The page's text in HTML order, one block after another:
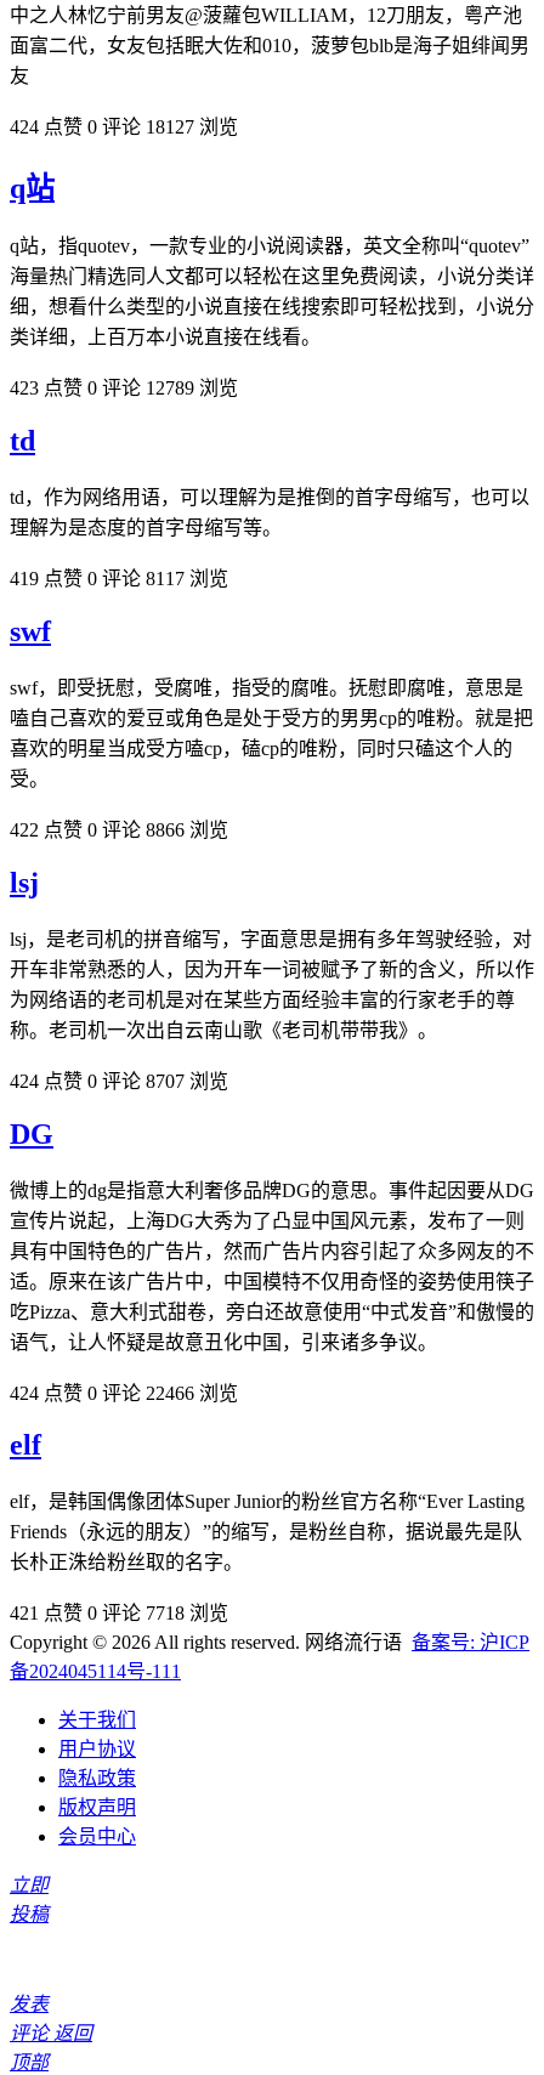
中之人林忆宁前男友@菠蘿包WILLIAM，12刀朋友，粤产池
面富二代，女友包括眠大佐和010，菠萝包blb是海子姐绯闻男
友
424 点赞 0 评论 18127 浏览
q站
q站，指quotev，一款专业的小说阅读器，英文全称叫“quotev”
海量热门精选同人文都可以轻松在这里免费阅读，小说分类详
细，想看什么类型的小说直接在线搜索即可轻松找到，小说分
类详细，上百万本小说直接在线看。
423 点赞 0 评论 12789 浏览
td
td，作为网络用语，可以理解为是推倒的首字母缩写，也可以
理解为是态度的首字母缩写等。
419 点赞 0 评论 8117 浏览
swf
swf，即受抚慰，受腐唯，指受的腐唯。抚慰即腐唯，意思是
嗑自己喜欢的爱豆或角色是处于受方的男男cp的唯粉。就是把
喜欢的明星当成受方嗑cp，磕cp的唯粉，同时只磕这个人的
受。
422 点赞 0 评论 8866 浏览
lsj
lsj，是老司机的拼音缩写，字面意思是拥有多年驾驶经验，对
开车非常熟悉的人，因为开车一词被赋予了新的含义，所以作
为网络语的老司机是对在某些方面经验丰富的行家老手的尊
称。老司机一次出自云南山歌《老司机带带我》。
424 点赞 0 评论 8707 浏览
DG
微博上的dg是指意大利奢侈品牌DG的意思。事件起因要从DG
宣传片说起，上海DG大秀为了凸显中国风元素，发布了一则
具有中国特色的广告片，然而广告片内容引起了众多网友的不
适。原来在该广告片中，中国模特不仅用奇怪的姿势使用筷子
吃Pizza、意大利式甜卷，旁白还故意使用“中式发音”和傲慢的
语气，让人怀疑是故意丑化中国，引来诸多争议。
424 点赞 0 评论 22466 浏览
elf
elf，是韩国偶像团体Super Junior的粉丝官方名称“Ever Lasting
Friends（永远的朋友）”的缩写，是粉丝自称，据说最先是队
长朴正洙给粉丝取的名‌‌‌‌‌字。
421 点赞 0 评论 7718 浏览
Copyright © 2026 All rights reserved. 网络流行语 备案号: 沪ICP
备2024045114号-111
关于我们
用户协议
隐私政策
版权声明
会员中心
立即
投稿
发表
评论 返回
顶部